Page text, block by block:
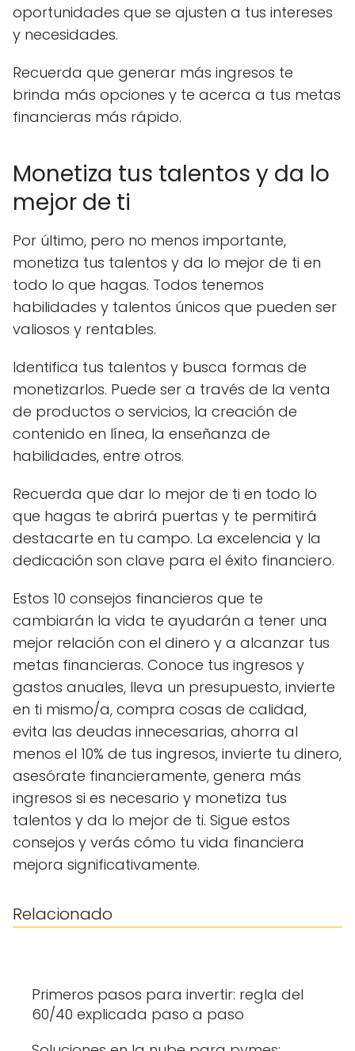
oportunidades que se ajusten a tus intereses
y necesidades.
Recuerda que generar más ingresos te
brinda más opciones y te acerca a tus metas
financieras más rápido.
Monetiza tus talentos y da lo
mejor de ti
Por último, pero no menos importante,
monetiza tus talentos y da lo mejor de ti en
todo lo que hagas. Todos tenemos
habilidades y talentos únicos que pueden ser
valiosos y rentables.
Identifica tus talentos y busca formas de
monetizarlos. Puede ser a través de la venta
de productos o servicios, la creación de
contenido en línea, la enseñanza de
habilidades, entre otros.
Recuerda que dar lo mejor de ti en todo lo
que hagas te abrirá puertas y te permitirá
destacarte en tu campo. La excelencia y la
dedicación son clave para el éxito financiero.
Estos 10 consejos financieros que te
cambiarán la vida te ayudarán a tener una
mejor relación con el dinero y a alcanzar tus
metas financieras. Conoce tus ingresos y
gastos anuales, lleva un presupuesto, invierte
en ti mismo/a, compra cosas de calidad,
evita las deudas innecesarias, ahorra al
menos el 10% de tus ingresos, invierte tu dinero,
asesórate financieramente, genera más
ingresos si es necesario y monetiza tus
talentos y da lo mejor de ti. Sigue estos
consejos y verás cómo tu vida financiera
mejora significativamente.
Relacionado
Primeros pasos para invertir: regla del
60/40 explicada paso a paso